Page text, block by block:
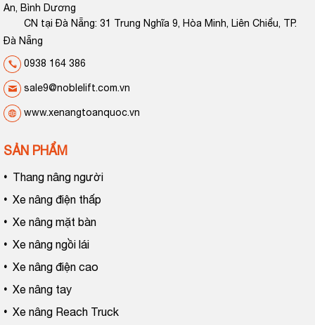
An, Bình Dương
CN tại Đà Nẵng: 31 Trung Nghĩa 9, Hòa Minh, Liên Chiểu, TP.
Đà Nẵng
0938 164 386
sale9@noblelift.com.vn
www.xenangtoanquoc.vn
SẢN PHẨM
• Thang nâng người
• Xe nâng điện thấp
• Xe nâng mặt bàn
• Xe nâng ngồi lái
• Xe nâng điện cao
• Xe nâng tay
• Xe nâng Reach Truck